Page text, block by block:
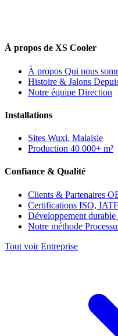
À propos de XS Cooler
À propos Qui nous
Histoire & Jalons
Notre équipe Direction
Installations
Sites Wuxi, Malaisie
Production 40 000+ m²
Confiance & Qualité
Clients & Partenaires
Certifications ISO, IATF
Développement durable
Notre méthode
Tout voir Entreprise